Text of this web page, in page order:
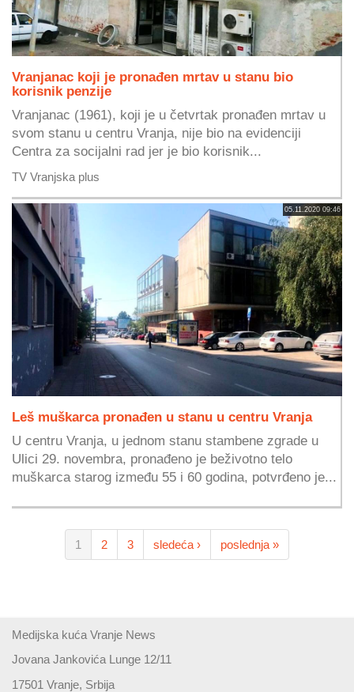
Vranjanac koji je pronađen mrtav u stanu bio
korisnik penzije
Vranjanac (1961), koji je u četvrtak pronađen mrtav u
svom stanu u centru Vranja, nije bio na evidenciji
Centra za socijalni rad jer je bio korisnik...
TV Vranjska plus
05.11.2020 09:46
Leš muškarca pronađen u stanu u centru Vranja
U centru Vranja, u jednom stanu stambene zgrade u
Ulici 29. novembra, pronađeno je beživotno telo
muškarca starog između 55 i 60 godina, potvrđeno je...
1 2 3 sledeća › poslednja »
Medijska kuća Vranje News
Jovana Jankovića Lunge 12/11
17501 Vranje, Srbija